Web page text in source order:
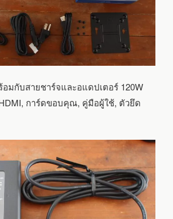
มกับสายชาร์จและอแดปเตอร์ 120W
การ์ดขอบคุณ, คู่มือผู้ใช้, ตัวยึด